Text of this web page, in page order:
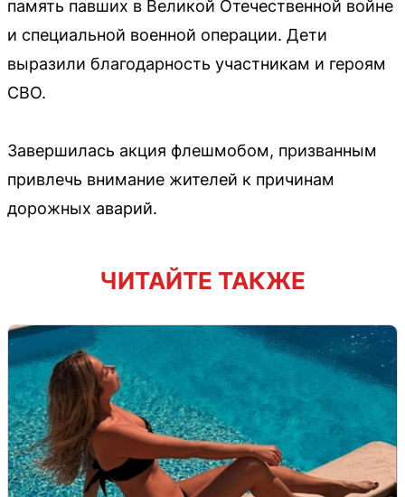
память павших в Великой Отечественной войне
и специальной военной операции. Дети
выразили благодарность участникам и героям
СВО.
Завершилась акция флешмобом, призванным
привлечь внимание жителей к причинам
дорожных аварий.
ЧИТАЙТЕ ТАКЖЕ